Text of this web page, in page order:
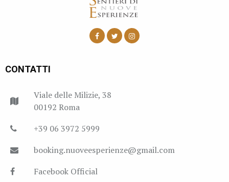
CONTATTI
Viale delle Milizie, 38
00192 Roma
+39 06 3972 5999
booking.nuoveesperienze@gmail.com
Facebook Official